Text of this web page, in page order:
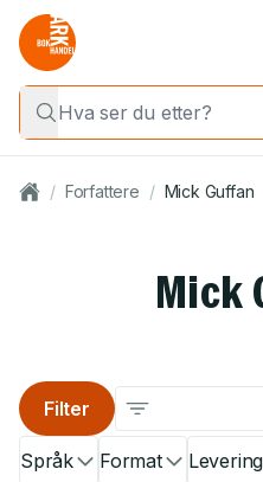
/ Forfattere / Mick Guffan
Mick
Språk Format Levering
Filter